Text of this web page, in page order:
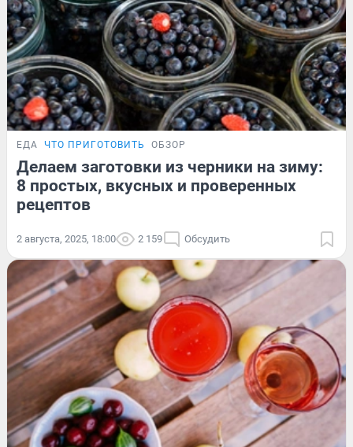
ЕДА ЧТО ПРИГОТОВИТЬ ОБЗОР
Делаем заготовки из черники на зиму:
8 простых, вкусных и проверенных
рецептов
2 августа, 2025, 18:00 2 159 Обсудить